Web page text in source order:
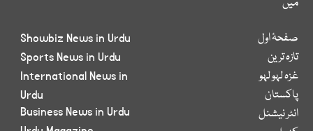
صفحۂ اول
تازہ ترین
غزہ لہو لہو
پاکستان
انٹر نیشنل
Showbiz News in Urdu
Sports News in Urdu
International News in
Urdu
Business News in Urdu